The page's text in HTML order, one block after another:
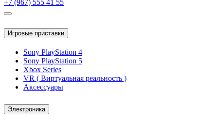
+7 (967) 555 41 55
Игровые приставки
Sony PlayStation 4
Sony PlayStation 5
Xbox Series
VR ( Виртуальная реальность )
Аксессуары
Электроника